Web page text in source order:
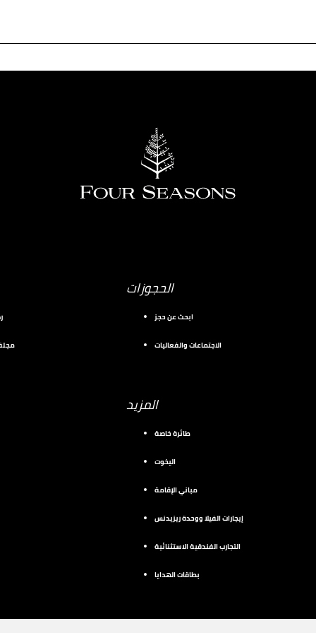
الحجوزات
ابحث عن حجز
الاجتماعات والفعاليات
المزيد
طائرة خاصة
اليخوت
مباني الإقامة
إيجارات الفيلا ووحدة ريزيدنس
التجارب الفندقية الاستثنائية
بطاقات الهدايا